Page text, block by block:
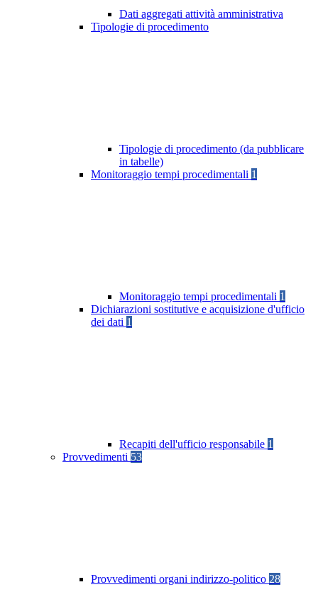
Dati aggregati attività amministrativa
Tipologie di procedimento
Tipologie di procedimento (da pubblicare
in tabelle)
Monitoraggio tempi procedimentali 1
Monitoraggio tempi procedimentali 1
Dichiarazioni sostitutive e acquisizione d'ufficio
dei dati 1
Recapiti dell'ufficio responsabile 1
Provvedimenti 53
Provvedimenti organi indirizzo-politico 28